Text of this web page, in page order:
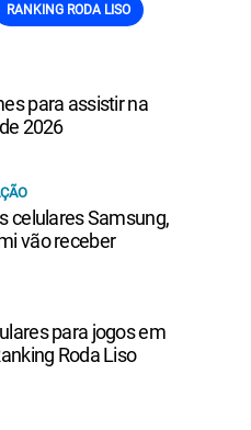
RANKING RODA LISO
para assistir na
2026
celulares Samsung,
vão receber
para jogos em
Roda Liso